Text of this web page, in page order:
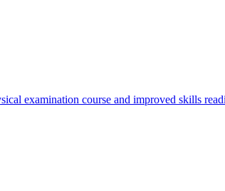
examination course and improved skills